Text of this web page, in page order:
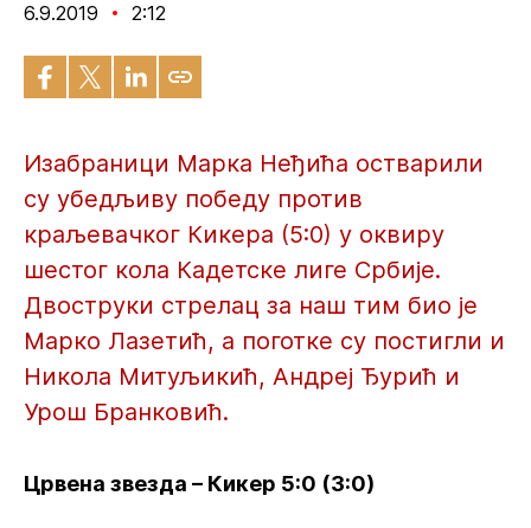
6.9.2019 2:12
Изабраници Марка Неђића остварили
су убедљиву победу против
краљевачког Кикера (5:0) у оквиру
шестог кола Кадетске лиге Србије.
Двоструки стрелац за наш тим био је
Марко Лазетић, а поготке су постигли и
Никола Митуљикић, Андреј Ђурић и
Урош Бранковић.
Црвена звезда – Кикер 5:0 (3:0)